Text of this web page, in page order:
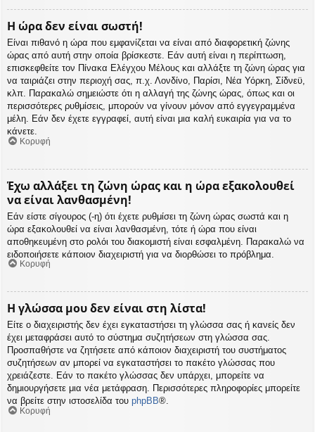
Η ώρα δεν είναι σωστή!
Είναι πιθανό η ώρα που εμφανίζεται να είναι από διαφορετική ζώνης
ώρας από αυτή στην οποία βρίσκεστε. Εάν αυτή είναι η περίπτωση,
επισκεφθείτε τον Πίνακα Ελέγχου Μέλους και αλλάξτε τη ζώνη ώρας για
να ταιριάζει στην περιοχή σας, π.χ. Λονδίνο, Παρίσι, Νέα Υόρκη, Σίδνεϋ,
κλπ. Παρακαλώ σημειώστε ότι η αλλαγή της ζώνης ώρας, όπως και οι
περισσότερες ρυθμίσεις, μπορούν να γίνουν μόνον από εγγεγραμμένα
μέλη. Εάν δεν έχετε εγγραφεί, αυτή είναι μια καλή ευκαιρία για να το
κάνετε.
Κορυφή
Έχω αλλάξει τη ζώνη ώρας και η ώρα εξακολουθεί
να είναι λανθασμένη!
Εάν είστε σίγουρος (-η) ότι έχετε ρυθμίσει τη ζώνη ώρας σωστά και η
ώρα εξακολουθεί να είναι λανθασμένη, τότε ή ώρα που είναι
αποθηκευμένη στο ρολόι του διακομιστή είναι εσφαλμένη. Παρακαλώ να
ειδοποιήσετε κάποιον διαχειριστή για να διορθώσει το πρόβλημα.
Κορυφή
Η γλώσσα μου δεν είναι στη λίστα!
Είτε ο διαχειριστής δεν έχει εγκαταστήσει τη γλώσσα σας ή κανείς δεν
έχει μεταφράσει αυτό το σύστημα συζητήσεων στη γλώσσα σας.
Προσπαθήστε να ζητήσετε από κάποιον διαχειριστή του συστήματος
συζητήσεων αν μπορεί να εγκαταστήσει το πακέτο γλώσσας που
χρειάζεστε. Εάν το πακέτο γλώσσας δεν υπάρχει, μπορείτε να
δημιουργήσετε μια νέα μετάφραση. Περισσότερες πληροφορίες μπορείτε
να βρείτε στην ιστοσελίδα του phpBB®.
Κορυφή